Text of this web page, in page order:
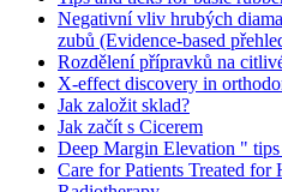
Negativní vliv hrubých
zubů (Evidence-based
Rozdělení přípravků na
X-effect discovery in
Jak založit sklad?
Jak začít s Cicerem
Deep Margin Elevation "
Care for Patients Treated